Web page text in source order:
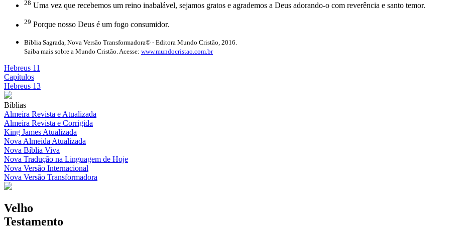
28 Uma vez que recebemos um reino inabalável, sejamos gratos e agrademos a Deus adorando-o com reverência e santo temor.
29 Porque nosso Deus é um fogo consumidor.
Bíblia Sagrada, Nova Versão Transformadora© - Editora Mundo Cristão, 2016.
Saiba mais sobre a Mundo Cristão. Acesse: www.mundocristao.com.br
Hebreus 11
Capítulos
Hebreus 13
Bíblias
Almeira Revista e Atualizada
Almeira Revista e Corrigida
King James Atualizada
Nova Almeida Atualizada
Nova Bíblia Viva
Nova Tradução na Linguagem de Hoje
Nova Versão Internacional
Nova Versão Transformadora
Velho
Testamento